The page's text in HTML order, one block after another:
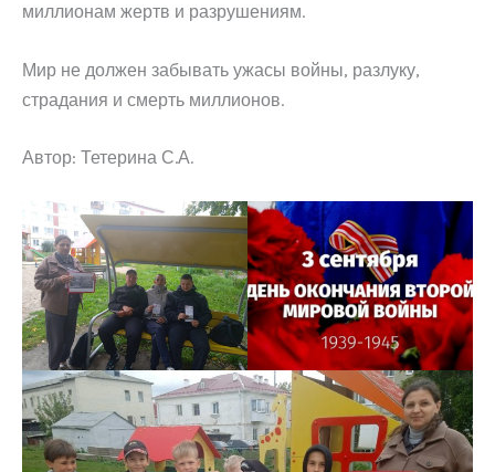
миллионам жертв и разрушениям.
Мир не должен забывать ужасы войны, разлуку,
страдания и смерть миллионов.
Автор: Тетерина С.А.